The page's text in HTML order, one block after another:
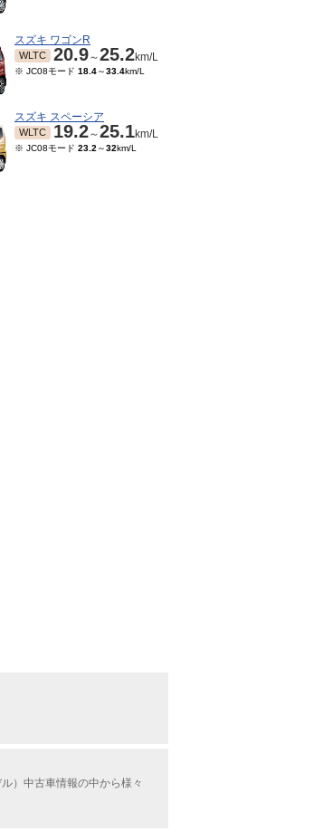
スズキ ワゴンR
WLTC 20.9～25.2km/L
※ JC08モード 18.4～33.4km/L
スズキ スペーシア
WLTC 19.2～25.1km/L
※ JC08モード 23.2 ～32km/L
）中古車情報の中から様々